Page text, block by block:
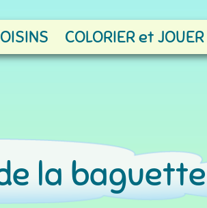
COLORIER et JOUER
la baguette